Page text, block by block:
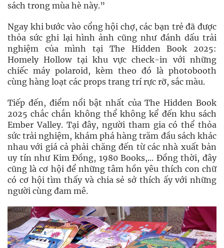
sách trong mùa hè này.”
Ngay khi bước vào cổng hội chợ, các bạn trẻ đã được
thỏa sức ghi lại hình ảnh cũng như đánh dấu trải
nghiệm của mình tại The Hidden Book 2025:
Homely Hollow tại khu vực check-in với những
chiếc máy polaroid, kèm theo đó là photobooth
cùng hàng loạt các props trang trí rực rỡ, sắc màu.
Tiếp đến, điểm nổi bật nhất của The Hidden Book
2025 chắc chắn không thể không kể đến khu sách
Ember Valley. Tại đây, người tham gia có thể thỏa
sức trải nghiệm, khám phá hàng trăm đầu sách khác
nhau với giá cả phải chăng đến từ các nhà xuất bản
uy tín như Kim Đồng, 1980 Books,... Đồng thời, đây
cũng là cơ hội để những tâm hồn yêu thích con chữ
có cơ hội tìm thấy và chia sẻ sở thích ấy với những
người cùng đam mê.